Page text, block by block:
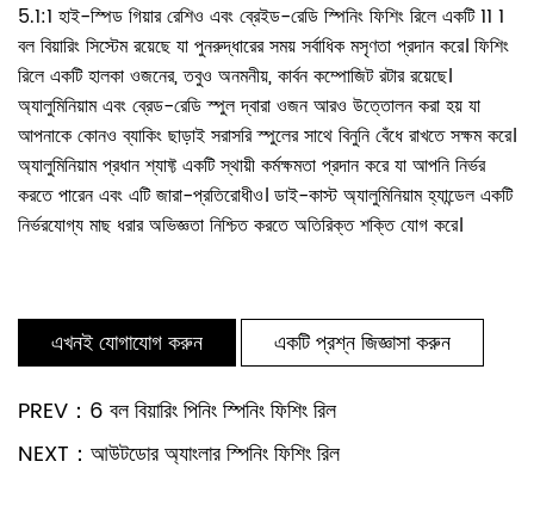
5.1:1 হাই-স্পিড গিয়ার রেশিও এবং ব্রেইড-রেডি স্পিনিং ফিশিং রিলে একটি 11 1
বল বিয়ারিং সিস্টেম রয়েছে যা পুনরুদ্ধারের সময় সর্বাধিক মসৃণতা প্রদান করে। ফিশিং
রিলে একটি হালকা ওজনের, তবুও অনমনীয়, কার্বন কম্পোজিট রটার রয়েছে।
অ্যালুমিনিয়াম এবং ব্রেড-রেডি স্পুল দ্বারা ওজন আরও উত্তোলন করা হয় যা
আপনাকে কোনও ব্যাকিং ছাড়াই সরাসরি স্পুলের সাথে বিনুনি বেঁধে রাখতে সক্ষম করে।
অ্যালুমিনিয়াম প্রধান শ্যাফ্ট একটি স্থায়ী কর্মক্ষমতা প্রদান করে যা আপনি নির্ভর
করতে পারেন এবং এটি জারা-প্রতিরোধীও। ডাই-কাস্ট অ্যালুমিনিয়াম হ্যান্ডেল একটি
নির্ভরযোগ্য মাছ ধরার অভিজ্ঞতা নিশ্চিত করতে অতিরিক্ত শক্তি যোগ করে।
এখনই যোগাযোগ করুন
একটি প্রশ্ন জিজ্ঞাসা করুন
PREV：6 বল বিয়ারিং পিনিং স্পিনিং ফিশিং রিল
NEXT：আউটডোর অ্যাংলার স্পিনিং ফিশিং রিল